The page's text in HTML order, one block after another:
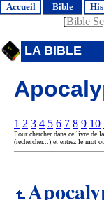
Accueil Bible
[Bible
LA BIBLE
1 2 3 4 5 6 7 8 9 10
Pour chercher dans ce livre de
(rechercher...) et entrez le mot